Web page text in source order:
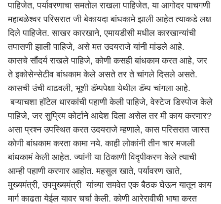
पाहिजेत, पर्यावरणाचा समतोल राखला पाहिजेत, या आगोदर पाचगणी
महाबळेश्वर परिसरात जी बेकायदा बांधकामे झाली आहेत त्याकडे लक्ष
दिले पाहिजेत. साखर कारखाने, एमायडीसी मधील कारखान्यांची
तपासणी झाली पाहिजे, असे मत उदयराजे यांनी मांडले आहे.
कासचे सौंदर्य राखले पाहिजे, कोणी कसही बांधकाम करत आहे, जर
ते इकोसेन्सेटीव बांधकाम केले असते तर ते चांगले दिसले असते.
कासची उंची वाढवली, भूशी डॅम्पपेक्षा येथील डॅम्प चांगला आहे.
बऱ्याचशा हॉटेल धारकांची पहाणी केली पाहिजे, वेस्टेज डिस्पोज केले
पाहिजे, जर सुप्रिम कोर्टाने आदेश दिला असेल तर मी काय करणार?
असा प्रश्न उपस्थित करत उदयराजे म्हणाले, कास परिसरात जास्त
कोणी बांधकाम करता कामा नये. काही लोकांनी तीन चार मजली
बांधकामं केली आहेत. ज्यांनी या ठिकाणी विदृपीकरण केले त्याची
आम्ही पहाणी करणार आहोत. महसुल खाते, पर्यावरण खाते,
मुख्यमंत्री, उपमुख्यमंत्री यांच्या समवेत एक बैठक घेऊन यातून काय
मार्ग काढता येईल यावर चर्चा केली. कोणी आरेरावीची भाषा करत